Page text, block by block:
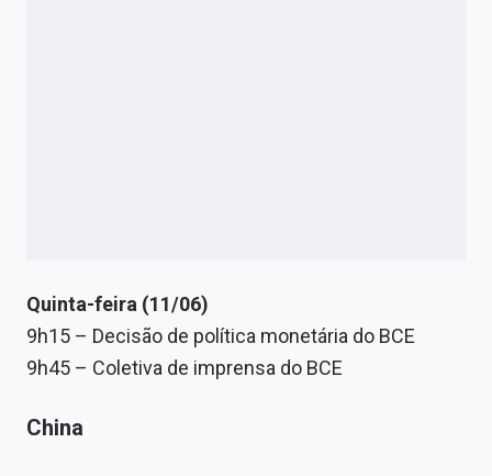
Quinta-feira (11/06)
9h15 – Decisão de política monetária do BCE
9h45 – Coletiva de imprensa do BCE
China